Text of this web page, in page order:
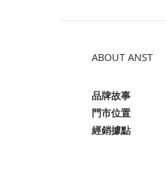
ABOUT ANST
品牌故事
門市位置
經銷據點